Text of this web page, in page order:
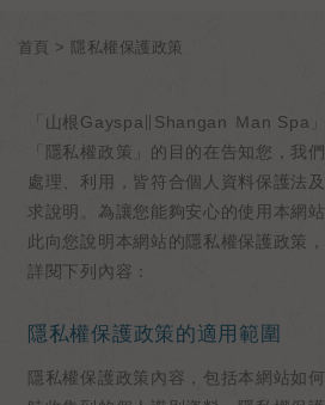
首頁 隱私權保護政策